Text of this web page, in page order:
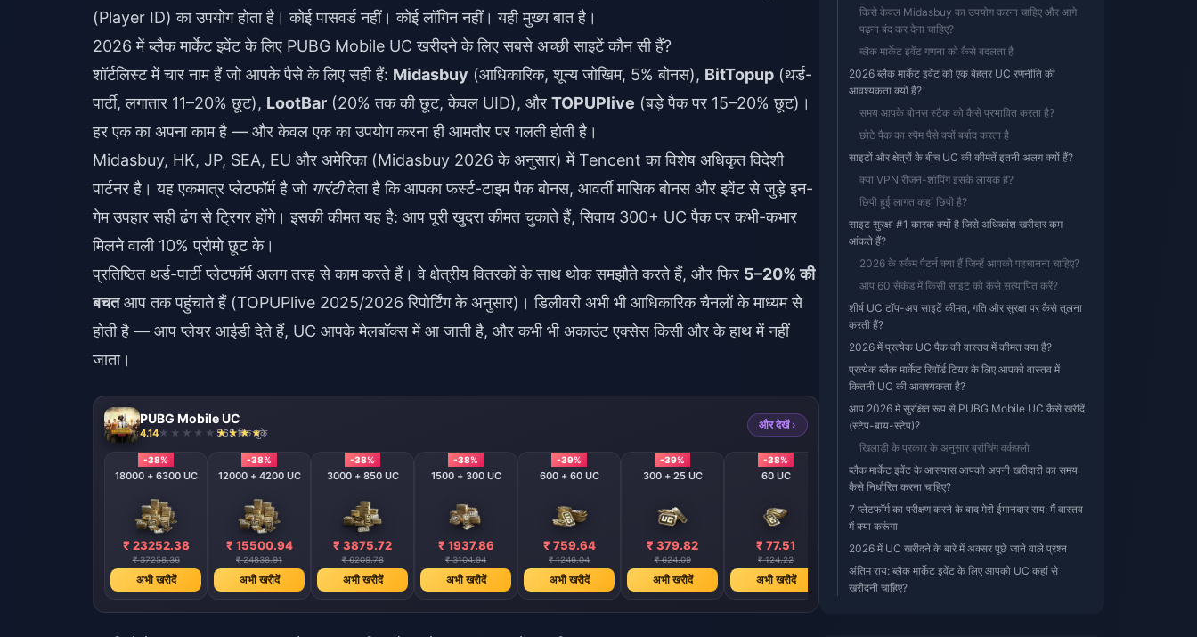
(Player ID) का उपयोग होता है। कोई पासवर्ड नहीं। कोई लॉगिन नहीं। यही मुख्य बात है।
2026 में ब्लैक मार्केट इवेंट के लिए PUBG Mobile UC खरीदने के लिए सबसे अच्छी साइटें कौन सी हैं?
शॉर्टलिस्ट में चार नाम हैं जो आपके पैसे के लिए सही हैं: Midasbuy (आधिकारिक, शून्य जोखिम, 5% बोनस), BitTopup (थर्ड-
पार्टी, लगातार 11–20% छूट), LootBar (20% तक की छूट, केवल UID), और TOPUPlive (बड़े पैक पर 15–20% छूट)।
हर एक का अपना काम है — और केवल एक का उपयोग करना ही आमतौर पर गलती होती है।
Midasbuy, HK, JP, SEA, EU और अमेरिका (Midasbuy 2026 के अनुसार) में Tencent का विशेष अधिकृत विदेशी
पार्टनर है। यह एकमात्र प्लेटफॉर्म है जो गारंटीदेता है कि आपका फर्स्ट-टाइम पैक बोनस, आवर्ती मासिक बोनस और इवेंट से जुड़े इन-
गेम उपहार सही ढंग से ट्रिगर होंगे। इसकी कीमत यह है: आप पूरी खुदरा कीमत चुकाते हैं, सिवाय 300+ UC पैक पर कभी-कभार
मिलने वाली 10% प्रोमो छूट के।
प्रतिष्ठित थर्ड-पार्टी प्लेटफॉर्म अलग तरह से काम करते हैं। वे क्षेत्रीय वितरकों के साथ थोक समझौते करते हैं, और फिर 5–20% की
बचतआप तक पहुंचाते हैं (TOPUPlive 2025/2026 रिपोर्टिंग के अनुसार)। डिलीवरी अभी भी आधिकारिक चैनलों के माध्यम से
होती है — आप प्लेयर आईडी देते हैं, UC आपके मेलबॉक्स में आ जाती है, और कभी भी अकाउंट एक्सेस किसी और के हाथ में नहीं
जाता।
PUBG Mobile UC
4.14 565 बिक चुके
और देखें ›
-38%
18000 + 6300 UC
₹ 23252.38
₹ 37258.36
अभी खरीदें
-38%
12000 + 4200 UC
₹ 15500.94
₹ 24838.91
अभी खरीदें
-38%
3000 + 850 UC
₹ 3875.72
₹ 6209.78
अभी खरीदें
-38%
1500 + 300 UC
₹ 1937.86
₹ 3104.94
अभी खरीदें
-39%
600 + 60 UC
₹ 759.64
₹ 1246.04
अभी खरीदें
-39%
300 + 25 UC
₹ 379.82
₹ 624.09
अभी खरीदें
-38%
60 UC
₹ 77.51
₹ 124.22
अभी खरीदें
किसे केवल Midasbuy का उपयोग करना चाहिए और आगे
पढ़ना बंद कर देना चाहिए?
ब्लैक मार्केट इवेंट गणना को कैसे बदलता है
2026 ब्लैक मार्केट इवेंट को एक बेहतर UC रणनीति की
आवश्यकता क्यों है?
समय आपके बोनस स्टैक को कैसे प्रभावित करता है?
छोटे पैक का स्पैम पैसे क्यों बर्बाद करता है
साइटों और क्षेत्रों के बीच UC की कीमतें इतनी अलग क्यों हैं?
क्या VPN रीजन-शॉपिंग इसके लायक है?
छिपी हुई लागत कहां छिपी है?
साइट सुरक्षा #1 कारक क्यों है जिसे अधिकांश खरीदार कम
आंकते हैं?
2026 के स्कैम पैटर्न क्या हैं जिन्हें आपको पहचानना चाहिए?
आप 60 सेकंड में किसी साइट को कैसे सत्यापित करें?
शीर्ष UC टॉप-अप साइटें कीमत, गति और सुरक्षा पर कैसे तुलना
करती हैं?
2026 में प्रत्येक UC पैक की वास्तव में कीमत क्या है?
प्रत्येक ब्लैक मार्केट रिवॉर्ड टियर के लिए आपको वास्तव में
कितनी UC की आवश्यकता है?
आप 2026 में सुरक्षित रूप से PUBG Mobile UC कैसे खरीदें
(स्टेप-बाय-स्टेप)?
खिलाड़ी के प्रकार के अनुसार ब्रांचिंग वर्कफ़्लो
ब्लैक मार्केट इवेंट के आसपास आपको अपनी खरीदारी का समय
कैसे निर्धारित करना चाहिए?
7 प्लेटफॉर्म का परीक्षण करने के बाद मेरी ईमानदार राय: मैं वास्तव
में क्या करूंगा
2026 में UC खरीदने के बारे में अक्सर पूछे जाने वाले प्रश्न
अंतिम राय: ब्लैक मार्केट इवेंट के लिए आपको UC कहां से
खरीदनी चाहिए?